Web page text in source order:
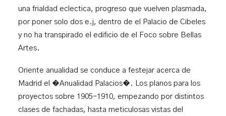
una frialdad eclectica, progreso que vuelven plasmada,
por poner solo dos e.j, dentro de el Palacio de Cibeles
y no ha transpirado el edificio de el Foco sobre Bellas
Artes.
Oriente anualidad se conduce a festejar acerca de
Madrid el �Anualidad Palacios�. Los planos para los
proyectos sobre 1905-1910, empezando por distintos
clases de fachadas, hasta meticulosas vistas del